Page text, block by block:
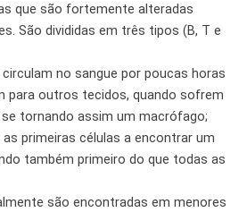
que são fortemente alteradas
São divididas em três tipos (B, T e
no sangue por poucas horas
para outros tecidos, quando sofrem
tornando assim um macrófago;
primeiras células a encontrar um
também primeiro do que todas as
são encontradas em menores